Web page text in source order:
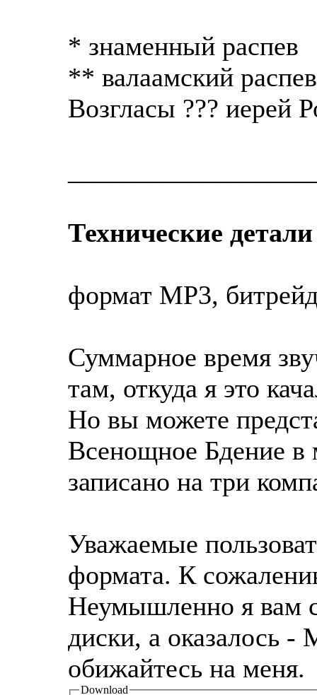
* знаменный распев
** валаамский
Возгласы ??? иерей
Технические
формат МР3,
Суммарное время
там, откуда я это
Но вы можете
Всенощное Бдение в
записано на три
Уважаемые
формата. К
Неумышленно я вам
диски, а оказалось
обижайтесь на меня.
Download